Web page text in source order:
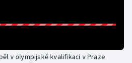
v olympijské kvalifikaci v Praze